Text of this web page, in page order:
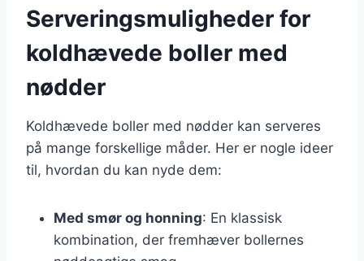
Serveringsmuligheder for
koldhævede boller med
nødder
Koldhævede boller med nødder kan serveres
på mange forskellige måder. Her er nogle ideer
til, hvordan du kan nyde dem:
Med smør og honning: En klassisk
kombination, der fremhæver bollernes